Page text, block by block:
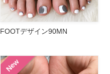
FOOTデザイン90MN
New